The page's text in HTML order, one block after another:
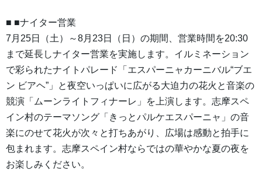
■ ■ナイター営業
7月25日（土）～8月23日（日）の期間、営業時間を20:30
まで延長しナイター営業を実施します。イルミネーション
で彩られたナイトパレード「エスパーニャカーニバル“ブエ
ン ビアヘ”」と夜空いっぱいに広がる大迫力の花火と音楽の
競演「ムーンライトフィナーレ」を上演します。志摩スペ
イン村のテーマソング「きっとパルケエスパーニャ」の音
楽にのせて花火が次々と打ちあがり、広場は感動と拍手に
包まれます。志摩スペイン村ならではの華やかな夏の夜を
お楽しみください。